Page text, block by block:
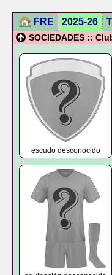
FRE 2025-26
SOCIEDADES ::
escudo desconocido